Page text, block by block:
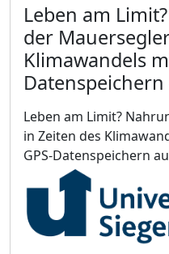
Leben am
der
Klimawandels
Leben am Limit?
in Zeiten des
GPS-Datenspeichern